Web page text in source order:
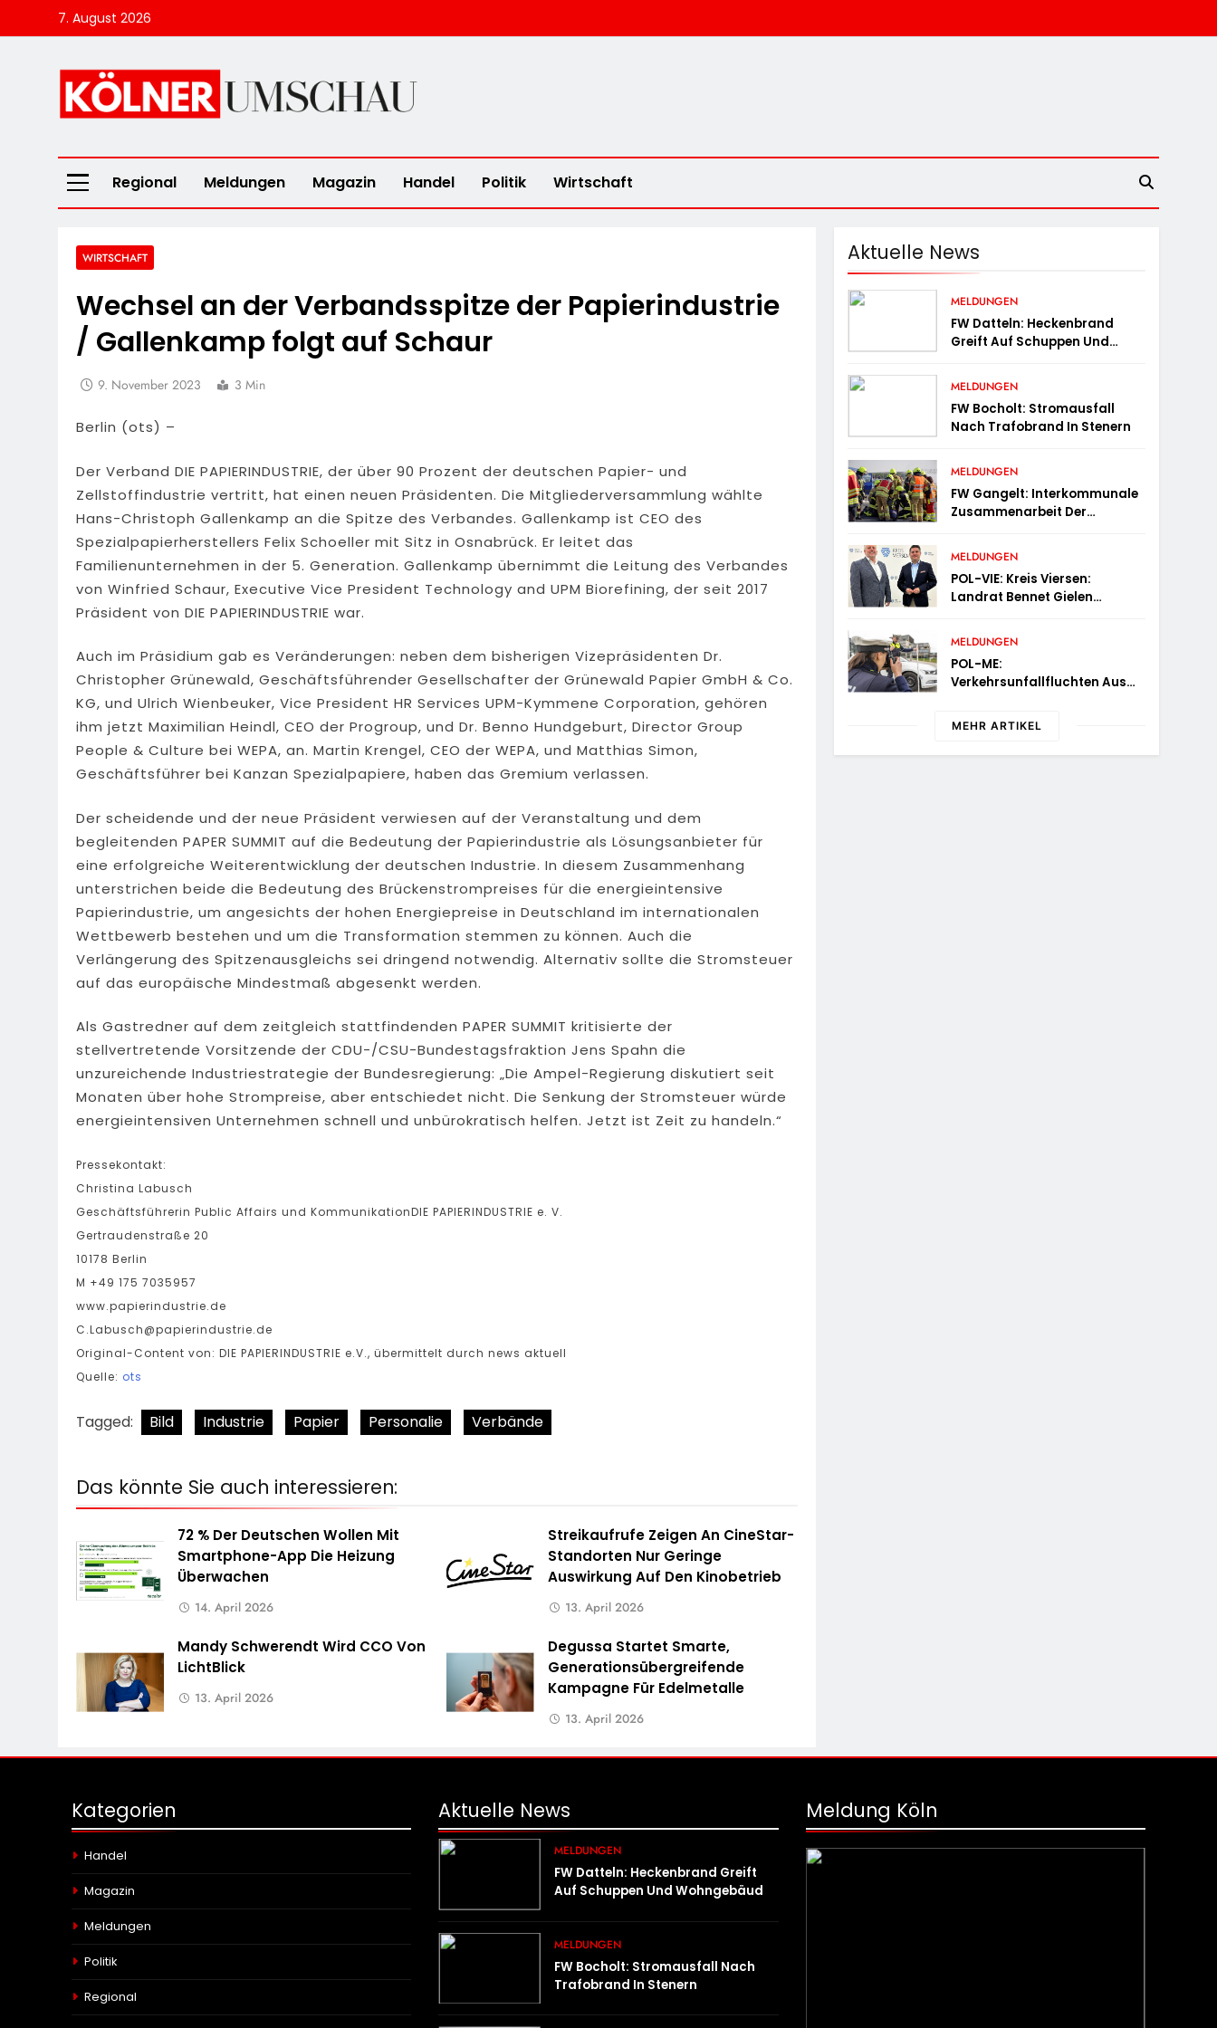
to
7. August 2026
Kölner Umschau
Regional Meldungen Magazin Handel Politik Wirtschaft
WIRTSCHAFT
Wechsel an der Verbandsspitze der Papierindustrie
/ Gallenkamp folgt auf Schaur
9. November 2023 3 Min
Berlin (ots) –
Der Verband DIE PAPIERINDUSTRIE, der über 90 Prozent der deutschen Papier- und
Zellstoffindustrie vertritt, hat einen neuen Präsidenten. Die Mitgliederversammlung wählte
Hans-Christoph Gallenkamp an die Spitze des Verbandes. Gallenkamp ist CEO des
Spezialpapierherstellers Felix Schoeller mit Sitz in Osnabrück. Er leitet das
Familienunternehmen in der 5. Generation. Gallenkamp übernimmt die Leitung des Verbandes
von Winfried Schaur, Executive Vice President Technology and UPM Biorefining, der seit 2017
Präsident von DIE PAPIERINDUSTRIE war.
Auch im Präsidium gab es Veränderungen: neben dem bisherigen Vizepräsidenten Dr.
Christopher Grünewald, Geschäftsführender Gesellschafter der Grünewald Papier GmbH & Co.
KG, und Ulrich Wienbeuker, Vice President HR Services UPM-Kymmene Corporation, gehören
ihm jetzt Maximilian Heindl, CEO der Progroup, und Dr. Benno Hundgeburt, Director Group
People & Culture bei WEPA, an. Martin Krengel, CEO der WEPA, und Matthias Simon,
Geschäftsführer bei Kanzan Spezialpapiere, haben das Gremium verlassen.
Der scheidende und der neue Präsident verwiesen auf der Veranstaltung und dem
begleitenden PAPER SUMMIT auf die Bedeutung der Papierindustrie als Lösungsanbieter für
eine erfolgreiche Weiterentwicklung der deutschen Industrie. In diesem Zusammenhang
unterstrichen beide die Bedeutung des Brückenstrompreises für die energieintensive
Papierindustrie, um angesichts der hohen Energiepreise in Deutschland im internationalen
Wettbewerb bestehen und um die Transformation stemmen zu können. Auch die
Verlängerung des Spitzenausgleichs sei dringend notwendig. Alternativ sollte die Stromsteuer
auf das europäische Mindestmaß abgesenkt werden.
Als Gastredner auf dem zeitgleich stattfindenden PAPER SUMMIT kritisierte der
stellvertretende Vorsitzende der CDU-/CSU-Bundestagsfraktion Jens Spahn die
unzureichende Industriestrategie der Bundesregierung: „Die Ampel-Regierung diskutiert seit
Monaten über hohe Strompreise, aber entschiedet nicht. Die Senkung der Stromsteuer würde
energieintensiven Unternehmen schnell und unbürokratisch helfen. Jetzt ist Zeit zu handeln.“
Pressekontakt:
Christina Labusch
Geschäftsführerin Public Affairs und KommunikationDIE PAPIERINDUSTRIE e. V.
Gertraudenstraße 20
10178 Berlin
M +49 175 7035957
www.papierindustrie.de
C.Labusch@papierindustrie.de
Original-Content von: DIE PAPIERINDUSTRIE e.V., übermittelt durch news aktuell
Quelle: ots
Tagged: Bild Industrie Papier Personalie Verbände
Das könnte Sie auch interessieren:
72 % Der Deutschen Wollen Mit
Smartphone-App Die Heizung
Überwachen
14. April 2026
Streikaufrufe Zeigen An CineStar-
Standorten Nur Geringe
Auswirkung Auf Den Kinobetrieb
13. April 2026
Mandy Schwerendt Wird CCO Von
LichtBlick
13. April 2026
Degussa Startet Smarte,
Generationsübergreifende
Kampagne Für Edelmetalle
13. April 2026
Aktuelle News
MELDUNGEN
FW Datteln: Heckenbrand
Greift Auf Schuppen Und
MELDUNGEN
FW Bocholt: Stromausfall
Nach Trafobrand In Stenern
MELDUNGEN
FW Gangelt: Interkommunale
Zusammenarbeit Der
Selfkant Und Gangelt
MELDUNGEN
POL-VIE: Kreis Viersen:
Landrat Bennet Gielen
Kriminalpolizei
MELDUNGEN
POL-ME:
Verkehrsunfallfluchten Aus
MEHR ARTIKEL
Kategorien
Handel
Magazin
Meldungen
Politik
Regional
Aktuelle News
MELDUNGEN
FW Datteln: Heckenbrand Greift
Auf Schuppen Und Wohngebäude
MELDUNGEN
FW Bocholt: Stromausfall Nach
Trafobrand In Stenern
Meldung Köln